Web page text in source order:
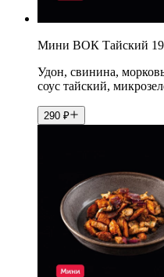
Мини ВОК Тайский
Удон, свинина,
соус тайский,
290 ₽